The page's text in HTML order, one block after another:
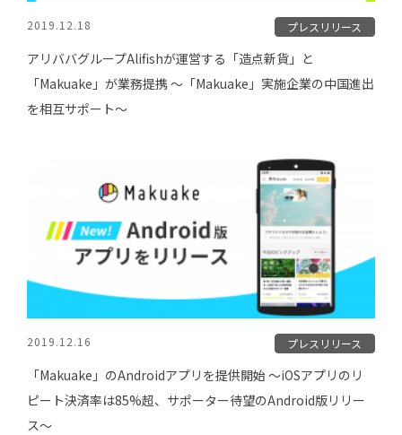
2019.12.18 プレスリリース
アリババグループAlifishが運営する「造点新貨」と
「Makuake」が業務提携 〜「Makuake」実施企業の中国進出
を相互サポート〜
2019.12.16 プレスリリース
「Makuake」のAndroidアプリを提供開始 〜iOSアプリのリ
ピート決済率は85%超、サポーター待望のAndroid版リリー
ス〜